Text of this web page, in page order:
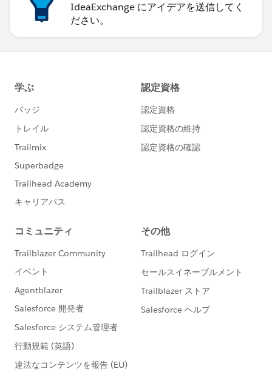
IdeaExchange にアイデアを送信してく
ださい。